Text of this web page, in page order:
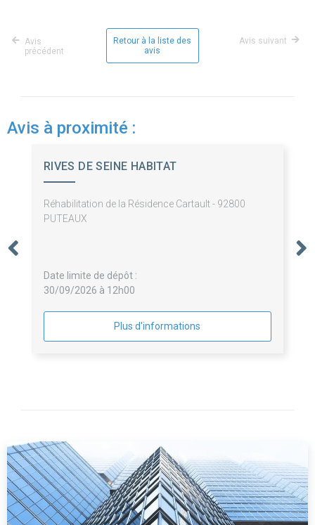
Avis
précédent
Retour à la liste des
avis
Avis suivant
Avis à proximité :
RIVES DE SEINE HABITAT
Réhabilitation de la Résidence Cartault - 92800
PUTEAUX
Date limite de dépôt :
30/09/2026 à 12h00
Plus d'informations